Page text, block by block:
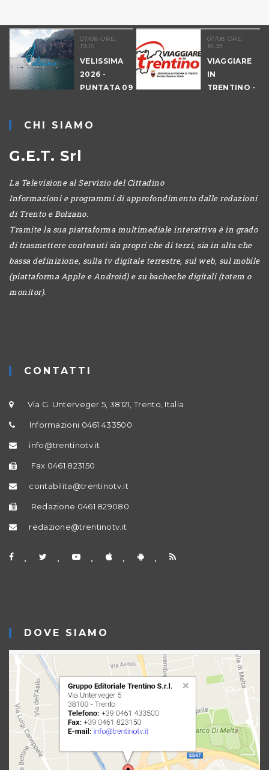
07/08 ORE:
19.15
VELISSIMA
2026 -
PUNTATA 09
LEVICO
07/08 ORE:
18.39
VIAGGIARE
IN
TRENTINO -
CHI SIAMO
G.E.T. Srl
La Televisione al Servizio del Cittadino
Informazioni e programmi di approfondimento dalle redazioni
di Trento e Bolzano.
Tramite la sua piattaforma multimediale interattiva è in grado
di trasmettere contenuti sia propri che di terzi, sia in alta che
bassa definizione, sulla tv digitale terrestre, sul web, sul mobile
(piattaforma Apple e Android) e su bacheche digitali (totem o
monitor).
CONTATTI
Via G. Unterveger 5, 38121, Trento, Italia
Informazioni 0461 433500
info@trentinotv.it
Fax 0461 823150
contabilita@trentinotv.it
Redazione 0461 829080
redazione@trentinotv.it
DOVE SIAMO